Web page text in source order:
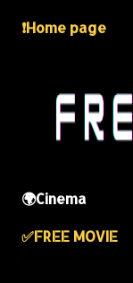
❗️Home page
🌍Cinema
✅️FREE MOVIE